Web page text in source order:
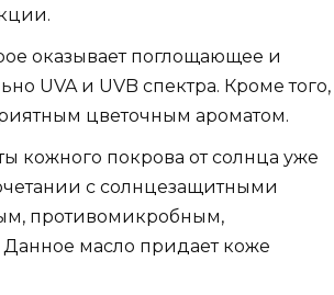
оказывает поглощающее и
UVA и UVB спектра. Кроме того,
цветочным ароматом.
кожного покрова от солнца уже
с солнцезащитными
противомикробным,
масло придает коже